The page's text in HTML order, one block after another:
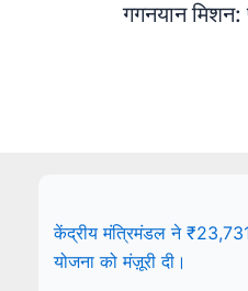
गगनयान
केंद्रीय मंत्रिमंडल ने ₹23,731
योजना को मंज़ूरी दी।